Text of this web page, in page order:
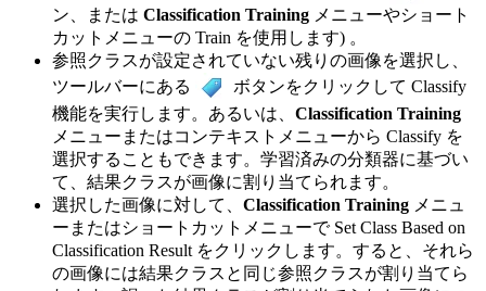
ン、または Classification Training メニューやショート
カットメニューの Train を使用します) 。
参照クラスが設定されていない残りの画像を選択し、
ツールバーにある
ボタンをクリックして Classify
機能を実行します。あるいは、 Classification Training
メニューまたはコンテキストメニューから Classify を
選択することもできます。学習済みの分類器に基づい
て、結果クラスが画像に割り当てられます。
選択した画像に対して、 Classification Training メニュ
ーまたはショートカットメニューで Set Class Based on
Classification Result をクリックします。すると、それら
の画像には結果クラスと同じ参照クラスが割り当てら